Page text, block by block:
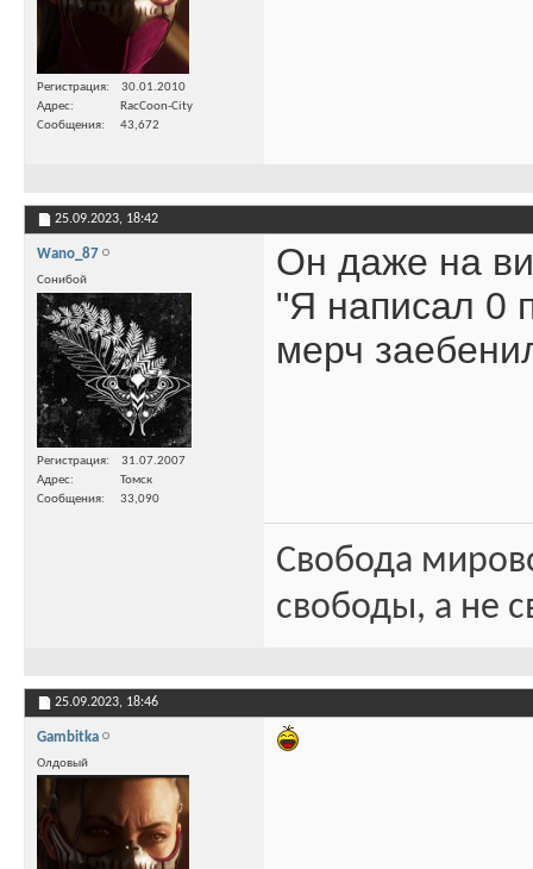
Регистрация
30.01.2010
Адрес
RacCoon-City
Сообщения
43,672
25.09.2023, 18:42
Wano_87
Сонибой
Регистрация
31.07.2007
Адрес
Томск
Сообщения
33,090
Он даже на
"Я написал 0
мерч
Свобода
свободы, а не
25.09.2023, 18:46
Gambitka
Олдовый